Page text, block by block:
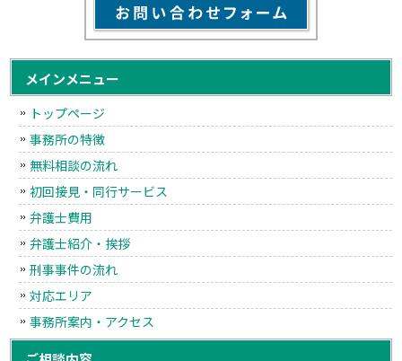
メインメニュー
トップページ
事務所の特徴
無料相談の流れ
初回接見・同行サービス
弁護士費用
弁護士紹介・挨拶
刑事事件の流れ
対応エリア
事務所案内・アクセス